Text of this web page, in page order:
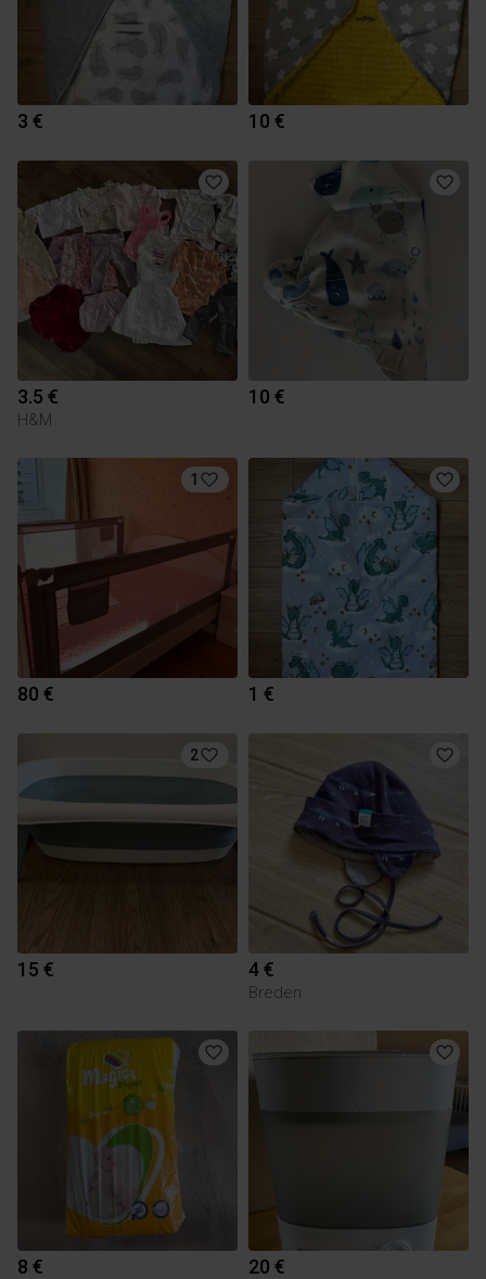
3 € 10 €
3.5 €
H&M
10 €
1
80 € 1 €
2
15 € 4 €
Breden
8 € 20 €